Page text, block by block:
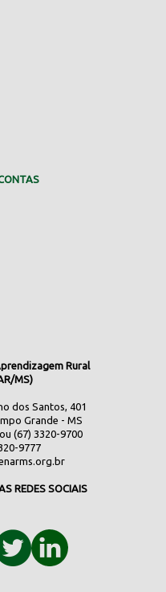
Rural
MS)
dos Santos, 401
Grande - MS
(67) 3320-9700
9777
REDES SOCIAIS